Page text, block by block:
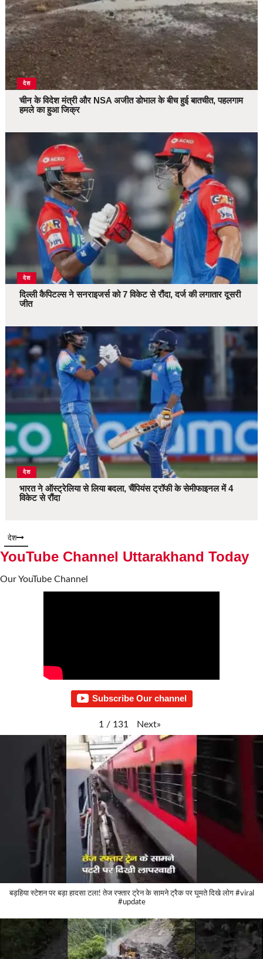
देश
चीन के विदेश मंत्री और NSA अजीत डोभाल के बीच हुई बातचीत, पहलगाम
हमले का हुआ जिक्र
देश
दिल्ली कैपिटल्स ने सनराइजर्स को 7 विकेट से रौंदा, दर्ज की लगातार दूसरी
जीत
देश
भारत ने ऑस्ट्रेलिया से लिया बदला, चैंपियंस ट्रॉफी के सेमीफाइनल में 4
विकेट से रौंदा
देश
YouTube Channel Uttarakhand Today
Our YouTube Channel
Subscribe Our channel
1 / 131 Next»
बड़हिया स्टेशन पर बड़ा हादसा टला! तेज रफ्तार ट्रेन के सामने ट्रैक पर घूमते दिखे लोग #viral
#update